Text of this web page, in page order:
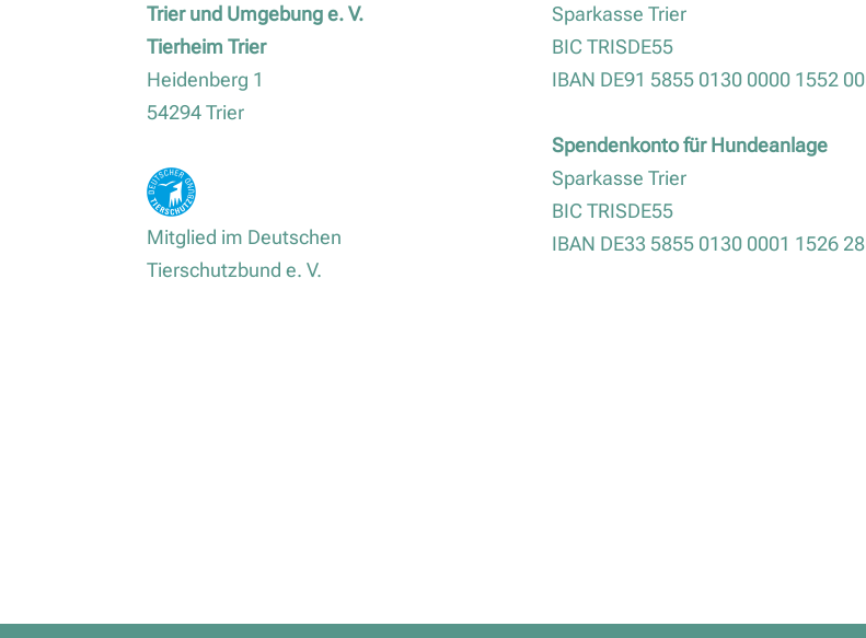
Trier und Umgebung e. V.
Tierheim Trier
Heidenberg 1
54294 Trier
Mitglied im Deutschen
Tierschutzbund e. V.
Sparkasse Trier
BIC TRISDE55
IBAN DE91 5855 0130 0000 1552 00
Spendenkonto für Hundeanlage
Sparkasse Trier
BIC TRISDE55
IBAN DE33 5855 0130 0001 1526 28